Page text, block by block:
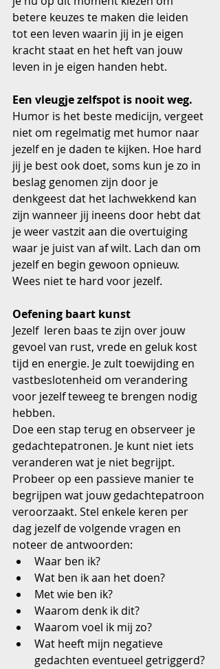
betere keuzes te maken die leiden
tot een leven waarin jij in je eigen
kracht staat en het heft van jouw
leven in je eigen handen hebt.
Een vleugje zelfspot is nooit weg.
Humor is het beste medicijn, vergeet
niet om regelmatig met humor naar
jezelf en je daden te kijken. Hoe hard
jij je best ook doet, soms kun je zo in
beslag genomen zijn door je
denkgeest dat het lachwekkend kan
zijn wanneer jij ineens door hebt dat
je weer vastzit aan die overtuiging
waar je juist van af wilt. Lach dan om
jezelf en begin gewoon opnieuw.
Wees niet te hard voor jezelf.
Oefening baart kunst
Jezelf  leren baas te zijn over jouw
gevoel van rust, vrede en geluk kost
tijd en energie. Je zult toewijding en
vastbeslotenheid om verandering
voor jezelf teweeg te brengen nodig
hebben.
Doe een stap terug en observeer je
gedachtepatronen. Je kunt niet iets
veranderen wat je niet begrijpt.
Probeer op een passieve manier te
begrijpen wat jouw gedachtepatroon
veroorzaakt. Stel enkele keren per
dag jezelf de volgende vragen en
noteer de antwoorden:
Waar ben ik?
Wat ben ik aan het doen?
Met wie ben ik?
Waarom denk ik dit?
Waarom voel ik mij zo?
Wat heeft mijn negatieve
gedachten eventueel getriggerd?